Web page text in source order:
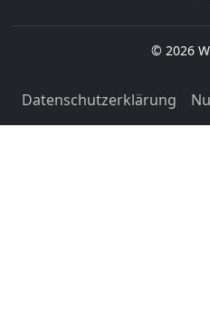
© 2026
Datenschutzerklärung